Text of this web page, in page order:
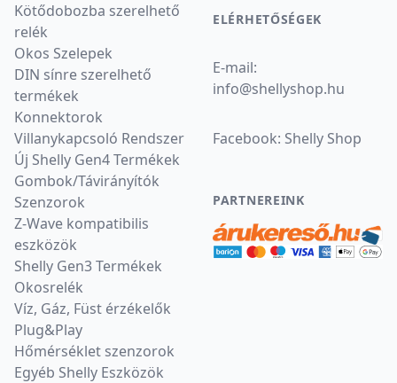
Kötődobozba szerelhető
relék
Okos Szelepek
DIN sínre szerelhető
termékek
Konnektorok
Villanykapcsoló Rendszer
Új Shelly Gen4 Termékek
Gombok/Távirányítók
Szenzorok
Z-Wave kompatibilis
eszközök
Shelly Gen3 Termékek
Okosrelék
Víz, Gáz, Füst érzékelők
Plug&Play
Hőmérséklet szenzorok
Egyéb Shelly Eszközök
ELÉRHETŐSÉGEK
E-mail:
info@shellyshop.hu
Facebook: Shelly Shop
PARTNEREINK